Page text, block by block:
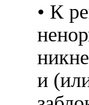
• К
и